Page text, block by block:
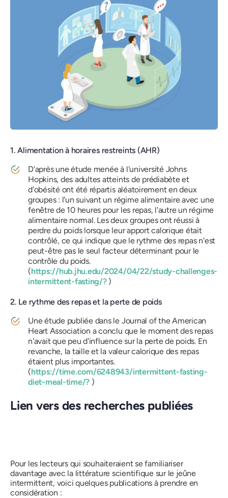
1. Alimentation à horaires restreints (AHR)
D'après une étude menée à l'université Johns
Hopkins, des adultes atteints de prédiabète et
d'obésité ont été répartis aléatoirement en deux
groupes : l'un suivant un régime alimentaire avec une
fenêtre de 10 heures pour les repas, l'autre un régime
alimentaire normal. Les deux groupes ont réussi à
perdre du poids lorsque leur apport calorique était
contrôlé, ce qui indique que le rythme des repas n'est
peut-être pas le seul facteur déterminant pour le
contrôle du poids.
(https://hub.jhu.edu/2024/04/22/study-challenges-
intermittent-fasting/?)
2. Le rythme des repas et la perte de poids
Une étude publiée dans le Journal of the American
Heart Association a conclu que le moment des repas
n'avait que peu d'influence sur la perte de poids. En
revanche, la taille et la valeur calorique des repas
étaient plus importantes.
(https://time.com/6248943/intermittent-fasting-
diet-meal-time/? )
Lien vers des recherches publiées
Pour les lecteurs qui souhaiteraient se familiariser
davantage avec la littérature scientifique sur le jeûne
intermittent, voici quelques publications à prendre en
considération :